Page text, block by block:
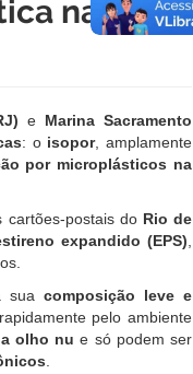
nas
e Marina Sacramento
: o isopor, amplamente
por microplásticos na
cartões-postais do Rio de
expandido (EPS),
sua composição leve e
pelo ambiente
olho nu e só podem ser
.